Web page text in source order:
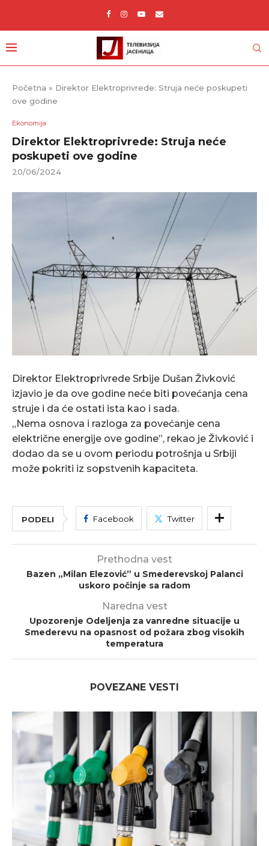
Početna » Direktor Elektroprivrede: Struja neće poskupeti
ove godine
Ekonomija
Direktor Elektroprivrede: Struja neće
poskupeti ove godine
20/06/2024
Direktor Elektroprivrede Srbije Dušan Živković
izjavio je da ove godine neće biti povećanja cena
struje i da će ostati ista kao i sada.
„Nema osnova i razloga za povećanje cena
električne energije ove godine”, rekao je Živković i
dodao da se u ovom periodu potrošnja u Srbiji
može pokriti iz sopstvenih kapaciteta.
PODELI Facebook Twitter
Prethodna vest
Bazen „Milan Elezović” u Smederevskoj Palanci
uskoro počinje sa radom
Naredna vest
Upozorenje Odeljenja za vanredne situacije u
Smederevu na opasnost od požara zbog visokih
temperatura
POVEZANE VESTI